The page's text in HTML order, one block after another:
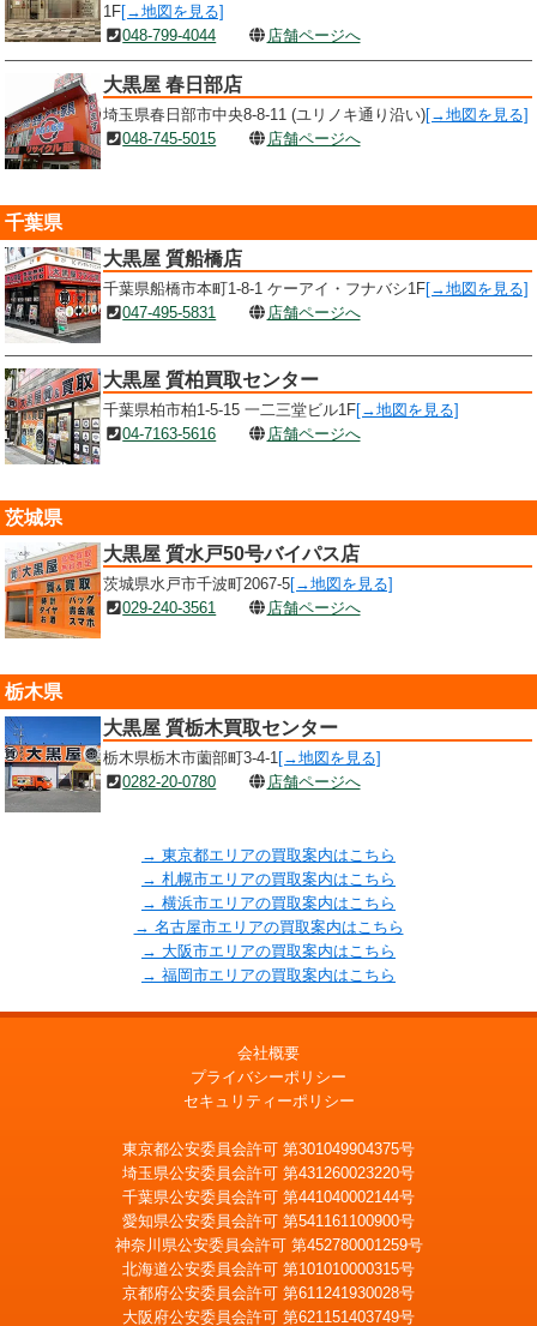
1F[→地図を見る]
048-799-4044
店舗ページへ
大黒屋 春日部店
埼玉県春日部市中央8-8-11 (ユリノキ通り沿い)[→地図を見る]
048-745-5015
店舗ページへ
千葉県
大黒屋 質船橋店
千葉県船橋市本町1-8-1 ケーアイ・フナバシ1F[→地図を見る]
047-495-5831
店舗ページへ
大黒屋 質柏買取センター
千葉県柏市柏1-5-15 一二三堂ビル1F[→地図を見る]
04-7163-5616
店舗ページへ
茨城県
大黒屋 質水戸50号バイパス店
茨城県水戸市千波町2067-5[→地図を見る]
029-240-3561
店舗ページへ
栃木県
大黒屋 質栃木買取センター
栃木県栃木市薗部町3-4-1 [→地図を見る]
0282-20-0780
店舗ページへ
→ 東京都エリアの買取案内はこちら
→ 札幌市エリアの買取案内はこちら
→ 横浜市エリアの買取案内はこちら
→ 名古屋市エリアの買取案内はこちら
→ 大阪市エリアの買取案内はこちら
→ 福岡市エリアの買取案内はこちら
会社概要
プライバシーポリシー
セキュリティーポリシー
東京都公安委員会許可 第301049904375号
埼玉県公安委員会許可 第431260023220号
千葉県公安委員会許可 第441040002144号
愛知県公安委員会許可 第541161100900号
神奈川県公安委員会許可 第452780001259号
北海道公安委員会許可 第101010000315号
京都府公安委員会許可 第611241930028号
大阪府公安委員会許可 第621151403749号